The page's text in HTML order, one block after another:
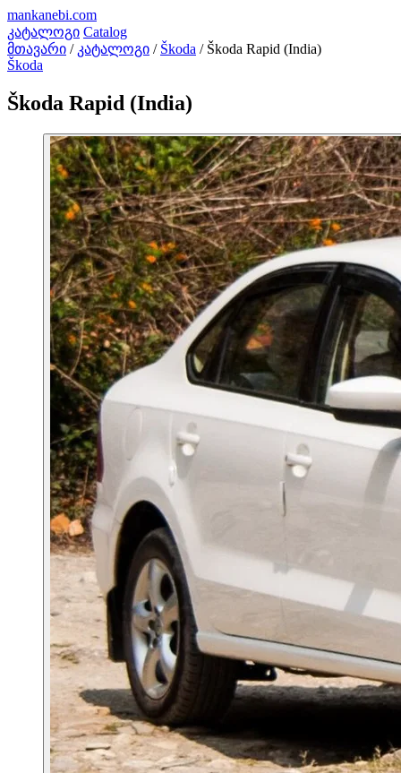
mankanebi.com
კატალოგი Catalog
მთავარი / კატალოგი / Škoda / Škoda Rapid (India)
Škoda
Škoda Rapid (India)